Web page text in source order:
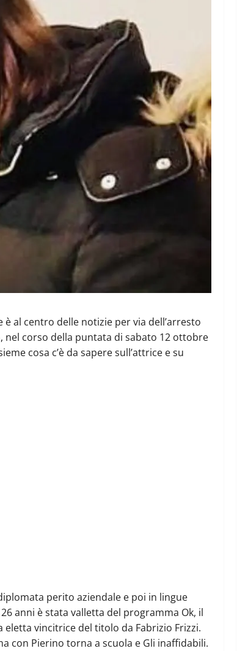
al centro delle notizie per via dell’arresto
nel corso della puntata di sabato 12 ottobre
cosa c’è da sapere sull’attrice e su
perito aziendale e poi in lingue
anni è stata valletta del programma Ok, il
eletta vincitrice del titolo da Fabrizio Frizzi.
con Pierino torna a scuola e Gli inaffidabili.